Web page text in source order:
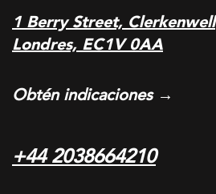
1 Berry Street, Clerkenwell
Londres, EC1V 0AA
Obtén indicaciones →
+44 2038664210